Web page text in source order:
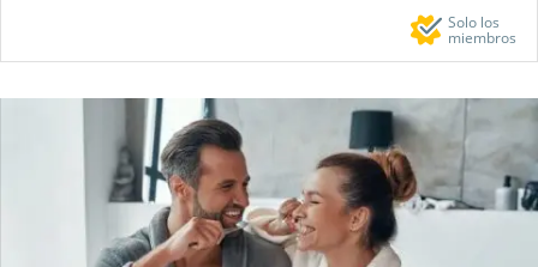
Solo los
miembros